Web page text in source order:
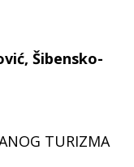
Šibensko-
TURIZMA